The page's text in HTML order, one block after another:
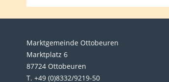
Marktgemeinde Ottobeuren
Marktplatz 6
87724 Ottobeuren
T. +49 (0)8332/9219-50